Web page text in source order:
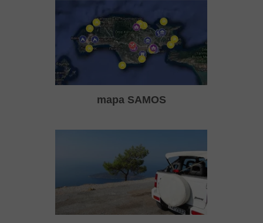
mapa SAMOS